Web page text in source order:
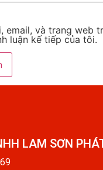
email, và trang web
luận kế tiếp của tôi.
LAM SƠN